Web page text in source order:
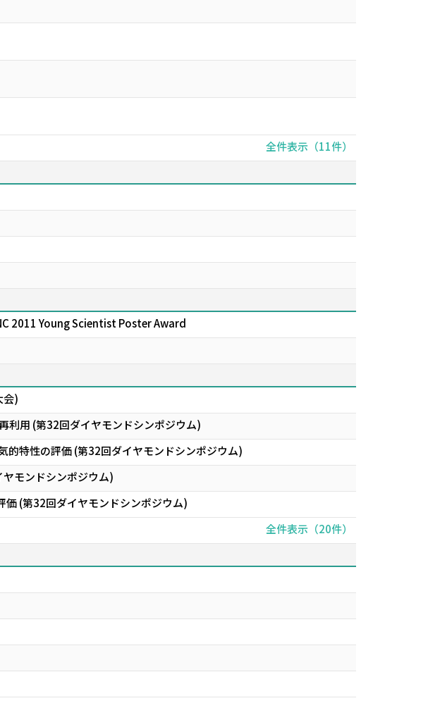
全件表示（11件）
2011 Young Scientist Poster Award
会)
用 (第32回ダイヤモンドシンポジウム)
特性の評価 (第32回ダイヤモンドシンポジウム)
モンドシンポジウム)
価 (第32回ダイヤモンドシンポジウム)
全件表示（20件）